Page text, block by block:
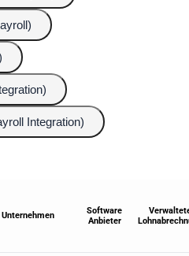
Integration)
Unternehmen
Software
Anbieter